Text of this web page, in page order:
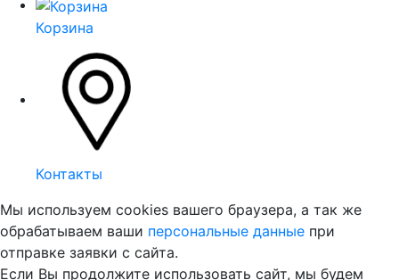
Корзина
Контакты
Мы используем cookies вашего браузера, а так же
обрабатываем ваши персональные данные при
отправке заявки с сайта.
Если Вы продолжите использовать сайт, мы будем